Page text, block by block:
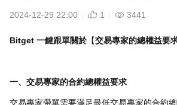
2024-12-29 22:00 1 3441
Bitget 一鍵跟單關於【交易專家的總權益要
一、交易專家的合約總權益要求
交易專家帶單需要滿足最低交易專家的合約